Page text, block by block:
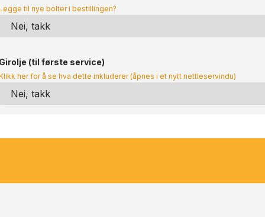
til nye bolter i bestillingen?
Girolje (til første service)
her for å se hva dette inkluderer (åpnes i et nytt nettleservindu)